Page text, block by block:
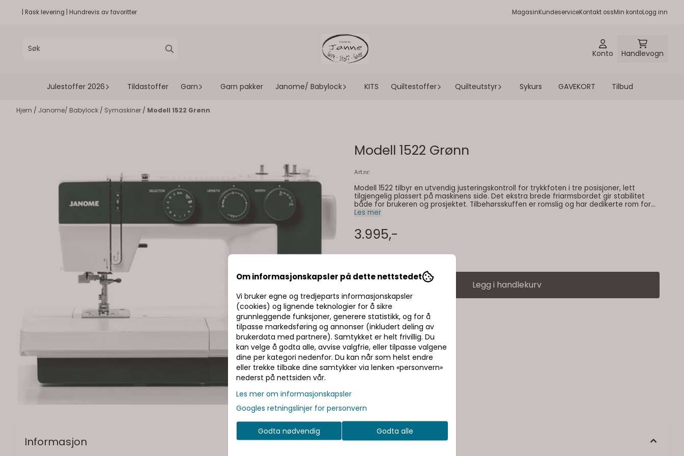
Hopp til innhold
| Rask levering | Hundrevis av favoritter MagasinKundeserviceKontakt ossMin kontoLogg inn
Konto Handlevogn
Julestoffer 2026 Tildastoffer Garn Garn pakker Janome/ Babylock KITS Quiltestoffer Quilteutstyr Sykurs GAVEKORT Tilbud
Hjem / Janome/ Babylock / Symaskiner / Modell 1522 Grønn
Modell 1522 Grønn
Art.nr:
Modell 1522 tilbyr en utvendig justeringskontroll for trykkfoten i tre posisjoner, lett
tilgjengelig plassert på maskinens side. Det ekstra brede friarmsbordet gir stabilitet
både for brukeren og prosjektet. Tilbehørsskuffen er romslig og har dedikerte rom for
alle medfølgende tilbehør. Den innebygde nåltråderen gjør det enkelt å tre maskinen.
dekorative sømmer og et automatisk 1-trinns knapphull. Maksimal sømbredde er 5 mm.
Et referansekort følger med, som gir en tydelig oversikt over hvilken trykkfot som
knapper (knappfot følger med som standardtilbehør), reparere og lappe, samt utføre
Les mer
3.995,-
Legg i handlekurv
Rask levering
Fast fraktpris
Informasjon
Om informasjonskapsler på dette nettstedet
Vi bruker egne og tredjeparts informasjonskapsler
(cookies) og lignende teknologier for å sikre
grunnleggende funksjoner, generere statistikk, og for å
tilpasse markedsføring og annonser (inkludert deling av
brukerdata med partnere). Samtykket er helt frivillig. Du
kan velge å godta alle, avvise valgfrie, eller tilpasse valgene
dine per kategori nedenfor. Du kan når som helst endre
eller trekke tilbake dine samtykker via lenken «personvern»
nederst på nettsiden vår.
Les mer om informasjonskapsler
Googles retningslinjer for personvern
Godta nødvendig Godta alle